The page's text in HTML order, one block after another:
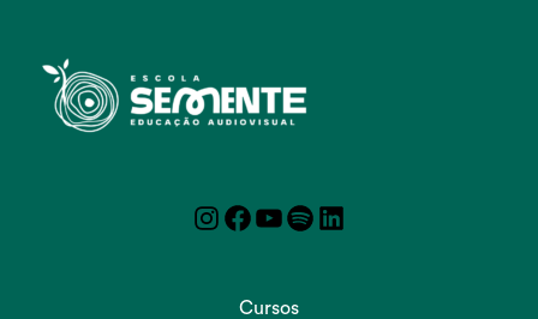
Instagram
Facebook
YouTube
Spotify
Cursos